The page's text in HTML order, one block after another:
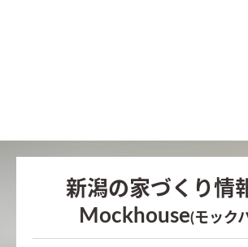
新潟の家づくり情
Mockhouse(モック